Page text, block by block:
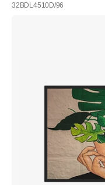
32BDL4510D/96